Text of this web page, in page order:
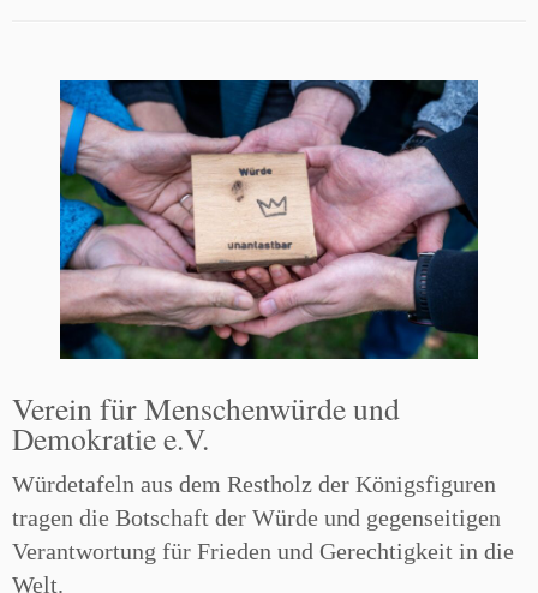
Verein für Menschenwürde und
Demokratie e.V.
Würdetafeln aus dem Restholz der Königsfiguren
tragen die Botschaft der Würde und gegenseitigen
Verantwortung für Frieden und Gerechtigkeit in die
Welt.